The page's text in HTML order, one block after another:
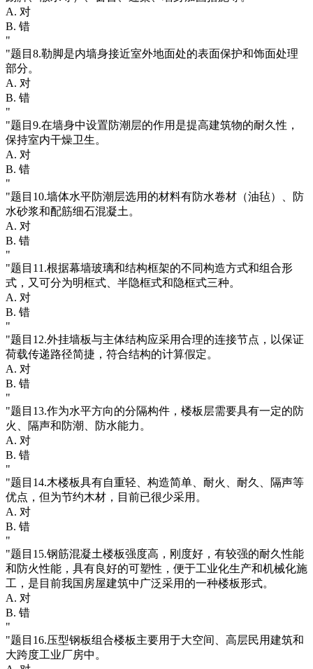
A. 对
B. 错
"
"题目8.勒脚是内墙身接近室外地面处的表面保护和饰面处理
部分。
A. 对
B. 错
"
"题目9.在墙身中设置防潮层的作用是提高建筑物的耐久性，
保持室内干燥卫生。
A. 对
B. 错
"
"题目10.墙体水平防潮层选用的材料有防水卷材（油毡）、防
水砂浆和配筋细石混凝土。
A. 对
B. 错
"
"题目11.根据幕墙玻璃和结构框架的不同构造方式和组合形
式，又可分为明框式、半隐框式和隐框式三种。
A. 对
B. 错
"
"题目12.外挂墙板与主体结构应采用合理的连接节点，以保证
荷载传递路径简捷，符合结构的计算假定。
A. 对
B. 错
"
"题目13.作为水平方向的分隔构件，楼板层需要具有一定的防
火、隔声和防潮、防水能力。
A. 对
B. 错
"
"题目14.木楼板具有自重轻、构造简单、耐火、耐久、隔声等
优点，但为节约木材，目前已很少采用。
A. 对
B. 错
"
"题目15.钢筋混凝土楼板强度高，刚度好，有较强的耐久性能
和防火性能，具有良好的可塑性，便于工业化生产和机械化施
工，是目前我国房屋建筑中广泛采用的一种楼板形式。
A. 对
B. 错
"
"题目16.压型钢板组合楼板主要用于大空间、高层民用建筑和
大跨度工业厂房中。